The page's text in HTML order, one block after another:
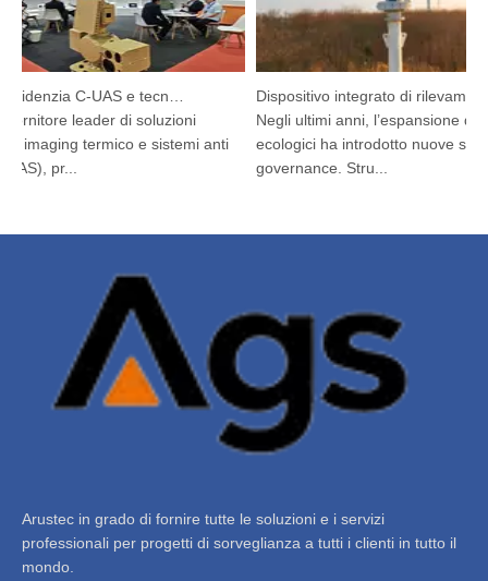
Argustec evidenzia C-UAS e tecnologia termica all'avanguardia a Kuala Lumpur
leader di soluzioni
imaging termico e sistemi anti
pr...
Negli ultimi anni, l’espansione dei
ecologici ha introdotto nuove sfide
governance. Stru...
Arustec in grado di fornire tutte le soluzioni e i servizi
professionali per progetti di sorveglianza a tutti i clienti in tutto il
mondo.